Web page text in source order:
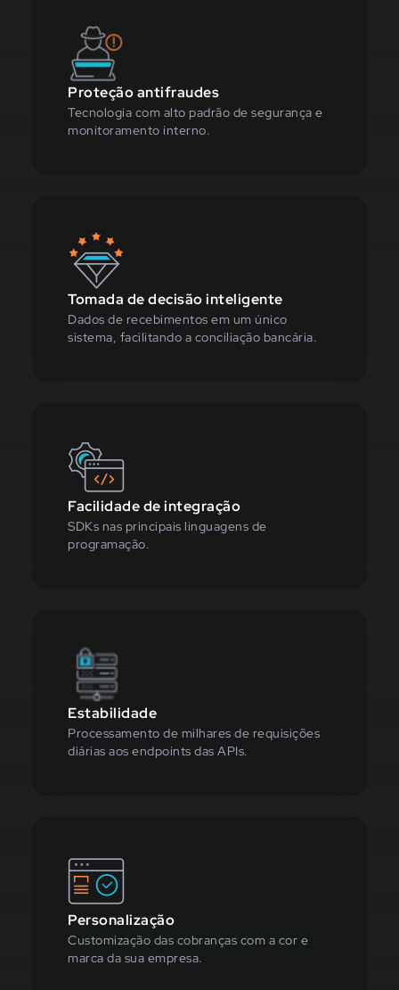
Proteção antifraudes
Tecnologia com alto padrão de segurança e
monitoramento interno.
Tomada de decisão inteligente
Dados de recebimentos em um único
sistema, facilitando a conciliação bancária.
Facilidade de integração
SDKs nas principais linguagens de
programação.
Estabilidade
Processamento de milhares de requisições
diárias aos endpoints das APIs.
Personalização
Customização das cobranças com a cor e
marca da sua empresa.